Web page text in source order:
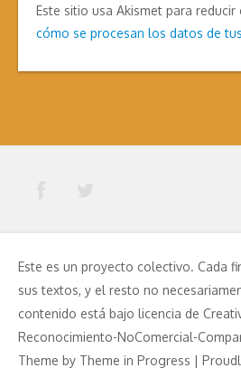
Este sitio usa Akismet para reducir
cómo se procesan los datos de
Este es un proyecto colectivo. Cada
sus textos, y el resto no
contenido está bajo licencia de
Reconocimiento-NoComercial-
Theme by Theme in Progress |